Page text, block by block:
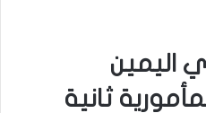
اليمين
ثانية